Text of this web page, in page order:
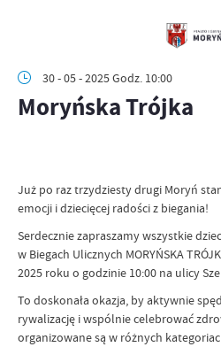
30 - 05 - 2025 Godz. 10:00
Moryńska Trójka
Już po raz trzydziesty drugi Moryń
emocji i dziecięcej radości z biegania!
Serdecznie zapraszamy wszystkie
w Biegach Ulicznych MORYŃSKA
2025 roku o godzinie 10:00 na ulicy
To doskonała okazja, by aktywnie
rywalizację i wspólnie celebrować
organizowane są w różnych